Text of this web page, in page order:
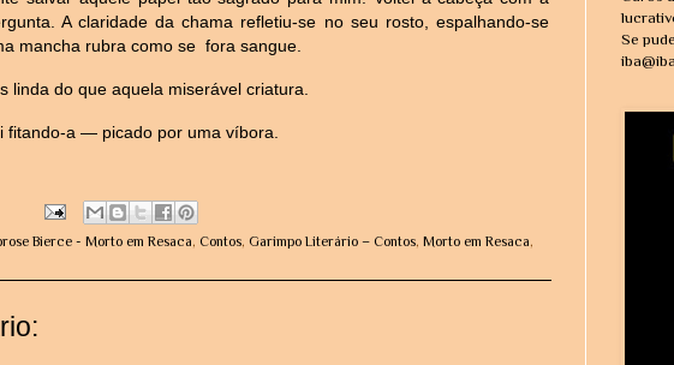
A claridade da chama refletiu-se no seu rosto, espalhando-se
mancha rubra como se fora sangue.
linda do que aquela miserável criatura.
a — picado por uma víbora.
Bierce - Morto em Resaca, Contos, Garimpo Literário – Contos, Morto em Resaca,
Se